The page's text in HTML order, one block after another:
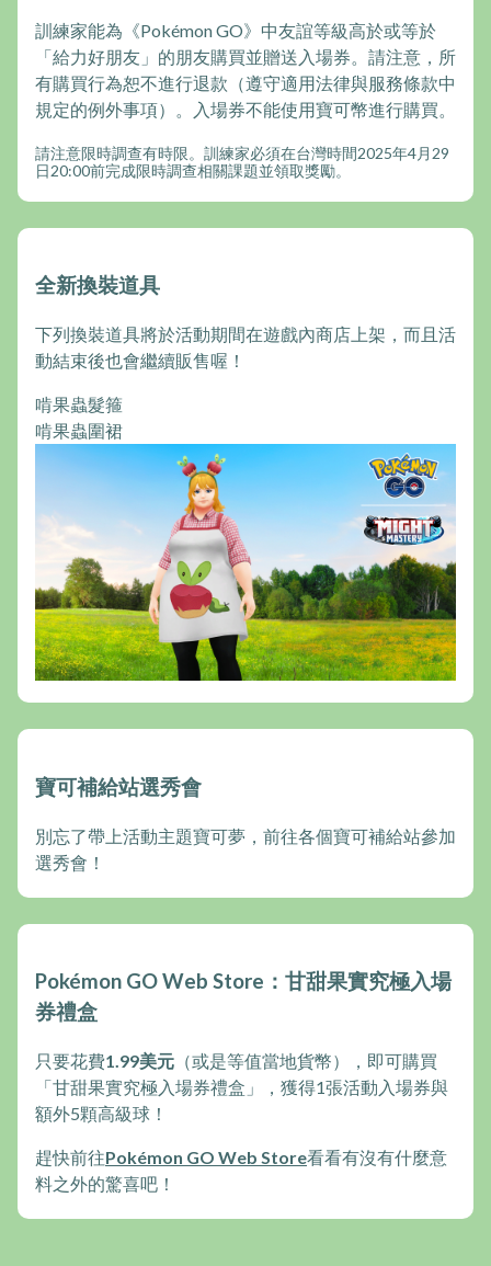
訓練家能為《Pokémon GO》中友誼等級高於或等於
「給力好朋友」的朋友購買並贈送入場券。請注意，所
有購買行為恕不進行退款（遵守適用法律與服務條款中
規定的例外事項）。入場券不能使用寶可幣進行購買。
請注意限時調查有時限。訓練家必須在台灣時間2025年4月29
日20:00前完成限時調查相關課題並領取獎勵。
全新換裝道具
下列換裝道具將於活動期間在遊戲內商店上架，而且活
動結束後也會繼續販售喔！
啃果蟲髮箍
啃果蟲圍裙
寶可補給站選秀會
別忘了帶上活動主題寶可夢，前往各個寶可補給站參加
選秀會！
Pokémon GO Web Store：甘甜果實究極入場
券禮盒
只要花費1.99美元 （或是等值當地貨幣），即可購買
「甘甜果實究極入場券禮盒」，獲得1張活動入場券與
額外5顆高級球！
趕快前往Pokémon GO Web Store看看有沒有什麼意
料之外的驚喜吧！